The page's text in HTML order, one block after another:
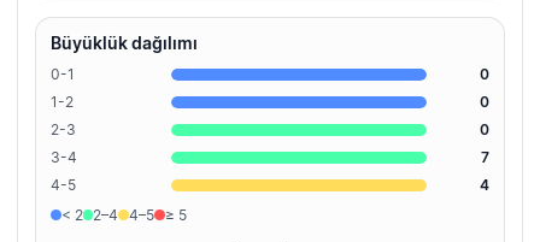
Büyüklük dağılımı
0-1
0
1-2
0
2-3
0
3-4
7
4-5
4
< 2
2–4 4–5 ≥ 5